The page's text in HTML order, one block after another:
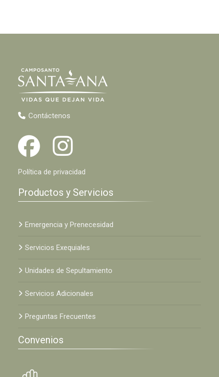
Contáctenos
Política de privacidad
Productos y Servicios
Emergencia y Prenecesidad
Servicios Exequiales
Unidades de Sepultamiento
Servicios Adicionales
Preguntas Frecuentes
Convenios